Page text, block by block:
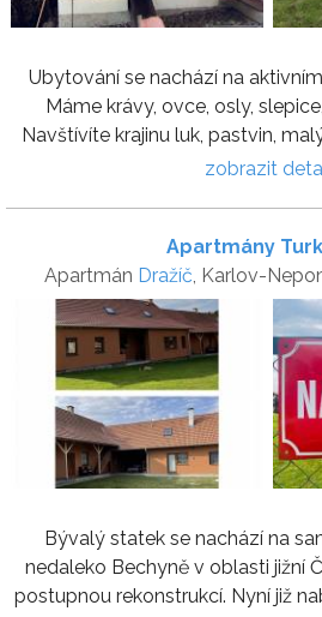
Ubytování se nachází na
Máme krávy, ovce, osly,
Navštívíte krajinu luk, pastvin,
zobrazit
Apartmány
Apartmán Dražíč, Karlov-
Bývalý statek se nachází na
nedaleko Bechyně v oblasti jižní
postupnou rekonstrukcí. Nyní již